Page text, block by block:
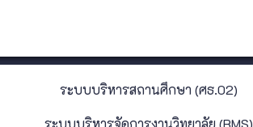
ระบบบริหารสถานศึกษา (ศธ.02)
ระบบบริหารจัดการงานวิทยาลัย (RMS)